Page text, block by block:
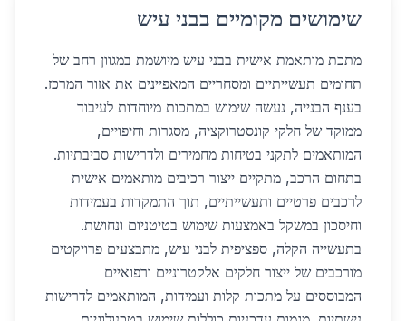
שימושים מקומיים בבני עיש
מתכת מותאמת אישית בבני עיש מיושמת במגוון רחב של
תחומים תעשייתיים ומסחריים המאפיינים את אזור המרכז.
בענף הבנייה, נעשה שימוש במתכות מיוחדות לעיבוד
ממוקד של חלקי קונסטרוקציה, מסגרות וחיפויים,
המותאמים לתקני בטיחות מחמירים ולדרישות סביבתיות.
בתחום הרכב, מתקיים ייצור רכיבים מותאמים אישית
לרכבים פרטיים ותעשייתיים, תוך התמקדות בעמידות
וחיסכון במשקל באמצעות שימוש בטיטניום ונחושת.
בתעשייה הקלה, ספציפית לבני עיש, מתבצעים פרויקטים
מורכבים של ייצור חלקים אלקטרוניים ורפואיים
המבוססים על מתכות קלות ועמידות, המותאמים לדרישות